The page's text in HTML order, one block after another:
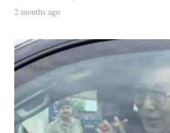
2 months ago